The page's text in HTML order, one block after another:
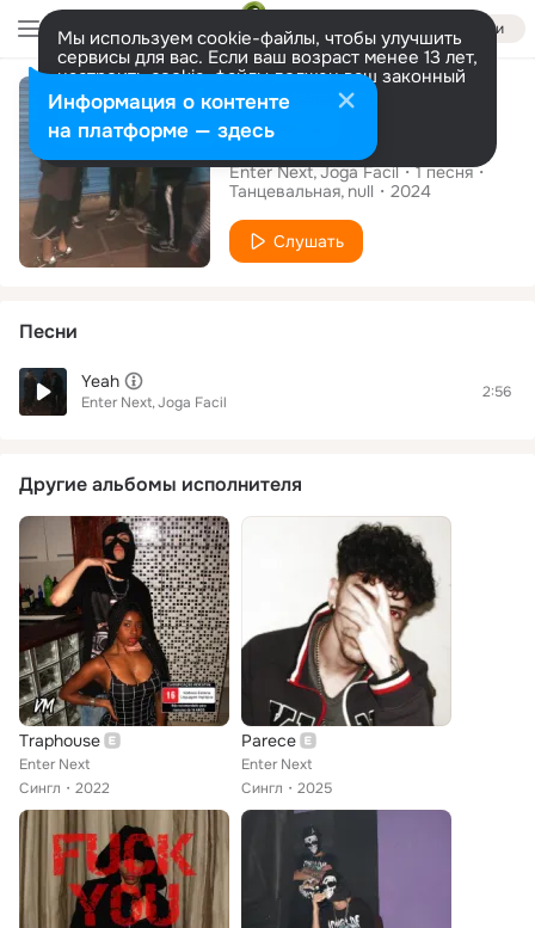
Войти
Мы используем cookie-файлы, чтобы улучшить
сервисы для вас. Если ваш возраст менее 13 лет,
настроить cookie-файлы должен ваш законный
представитель. Больше информации
Разрешить все Настроить
Сингл
Yeah
Enter Next Joga Facil 1песня
Танцевальная null 2024
Слушать
Песни
Yeah
Enter Next Joga Facil
2:56
Другие альбомы исполнителя
Traphouse
Enter Next
Сингл
2022
Parece
Enter Next
Сингл
2025
Информация о контенте
на платформе — здесь